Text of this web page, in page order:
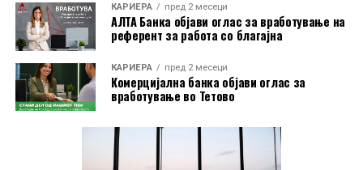
Со овие поволности, Mastercard World Debit е
насочена кон корисници кои бараат дополнителни
услуги при патување, но и поедноставно секојдневно
банкарско работење.
КАРИЕРА пред 2 месеци
АЛТА Банка објави оглас за вработување на
референт за работа со благајна
КАРИЕРА пред 2 месеци
Комерцијална банка објави оглас за
вработување во Тетово